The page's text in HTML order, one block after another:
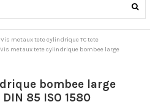
Vis metaux tete cylindrique TC tete
Vis metaux tete cylindrique bombee large
bombee large
85 ISO 1580